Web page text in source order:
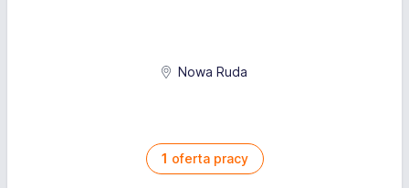
Nowa Ruda
1 oferta pracy